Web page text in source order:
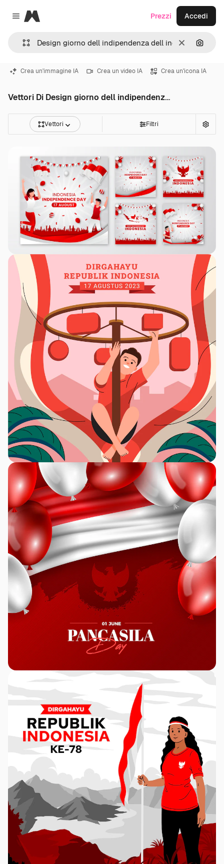
Close menu
Magnific
CancellaCerca
Prezzi Accedi
Crea un'immagine IA Crea un video IA Crea un'icona IA
Vettori Di Design giorno dell indipendenza dell indonesia
Vettori Filtri